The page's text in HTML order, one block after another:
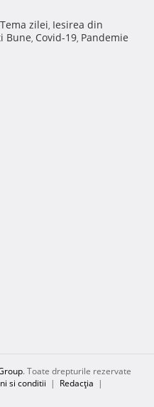
Tema zilei, Iesirea din
Bune, Covid-19, Pandemie
. Toate drepturile rezervate
si conditii | Redacţia |